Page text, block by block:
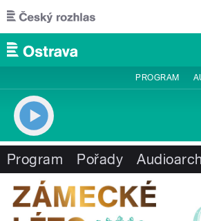
Přejít k hlavnímu obsahu
PROGRAM
Program Pořady